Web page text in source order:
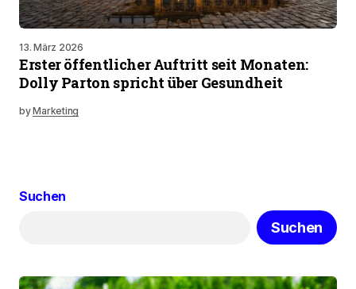
13. März 2026
Erster öffentlicher Auftritt seit Monaten:
Dolly Parton spricht über Gesundheit
byMarketing
Suchen
Suchen